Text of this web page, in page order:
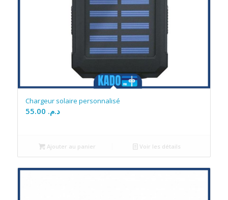
Chargeur solaire personnalisé
د.م.
Ajouter au panier Voir les détails